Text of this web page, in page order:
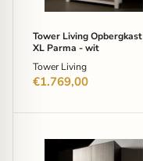
Tower Living Opbergkast
XL Parma - wit
Tower Living
€1.769,00
Tower